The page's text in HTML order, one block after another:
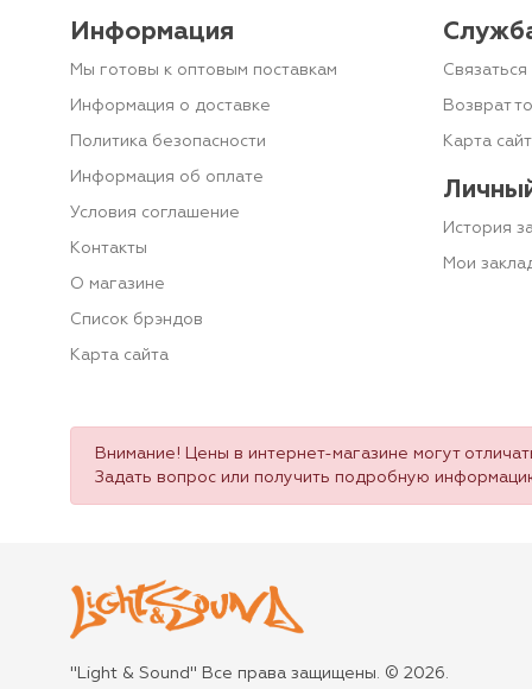
Информация
Мы готовы к оптовым поставкам
Информация о доставке
Политика безопасности
Информация об оплате
Условия соглашение
Контакты
О магазине
Список брэндов
Карта сайта
Связаться
Возврат
Карта
История
Мои
Внимание! Цены в интернет-магазине могут
Задать вопрос или получить подробную
"Light & Sound" Все права защищены. © 2026.